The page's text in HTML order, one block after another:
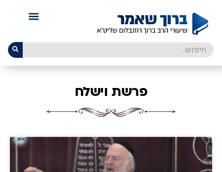
פרשת וישלח